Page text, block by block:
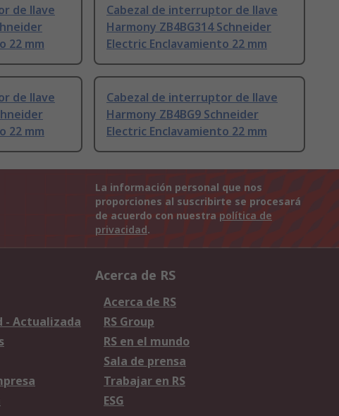
de llave
22 mm
Cabezal de interruptor de llave
Harmony ZB4BG314 Schneider
Electric Enclavamiento 22 mm
de llave
22 mm
Cabezal de interruptor de llave
Harmony ZB4BG9 Schneider
Electric Enclavamiento 22 mm
La información personal que nos
proporciones al suscribirte se procesará
de acuerdo con nuestra política de
privacidad.
- Actualizada
Acerca de RS
Acerca de RS
RS Group
RS en el mundo
Sala de prensa
Trabajar en RS
ESG